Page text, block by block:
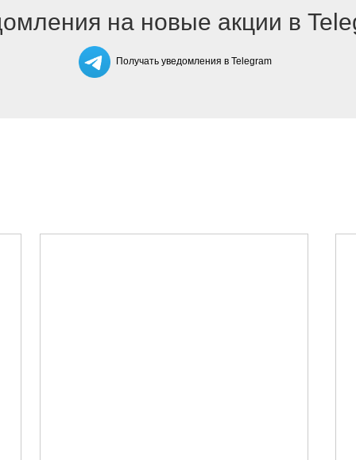
на новые акции в
Получать уведомления в Telegram